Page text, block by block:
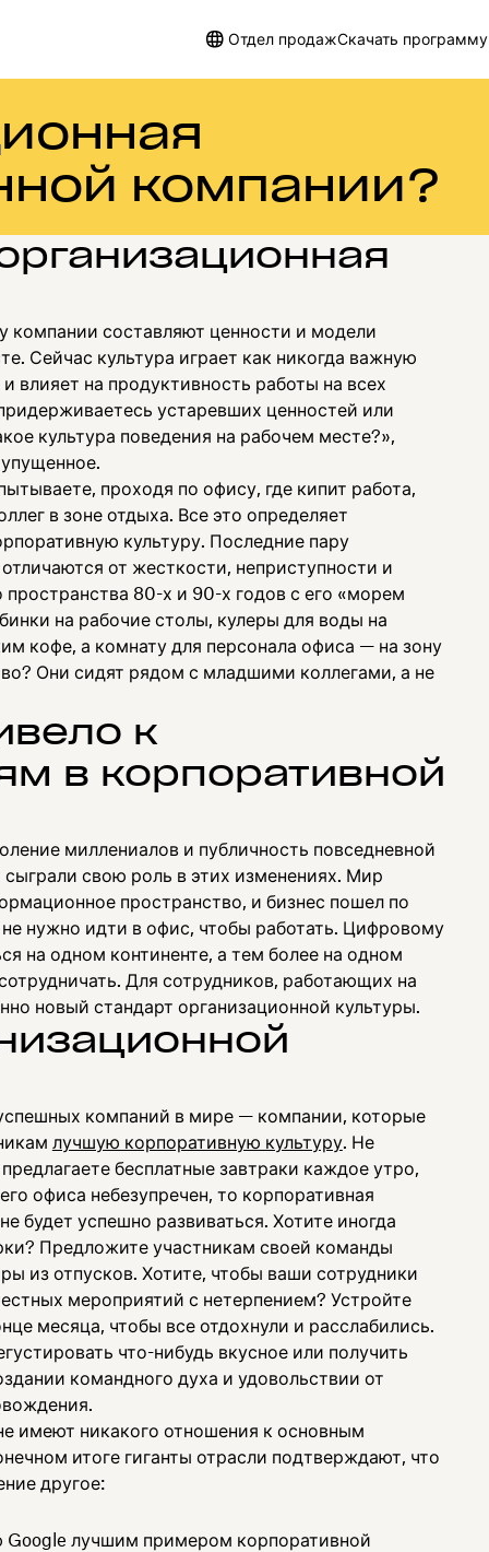
Отдел продажСкачать программу
компании?
компании составляют ценности и модели
Сейчас культура играет как никогда важную
влияет на продуктивность работы на всех
устаревших ценностей или
культура поведения на рабочем месте?»,
проходя по офису, где кипит работа,
в зоне отдыха. Все это определяет
культуру. Последние пару
от жесткости, неприступности и
пространства 80-х и 90-х годов с его «морем
на рабочие столы, кулеры для воды на
кофе, а комнату для персонала офиса — на зону
Они сидят рядом с младшими коллегами, а не
к
в корпоративной
миллениалов и публичность повседневной
свою роль в этих изменениях. Мир
пространство, и бизнес пошел по
нужно идти в офис, чтобы работать. Цифровому
на одном континенте, а тем более на одном
Для сотрудников, работающих на
новый стандарт организационной культуры.
компаний в мире — компании, которые
лучшую корпоративную культуру. Не
бесплатные завтраки каждое утро,
офиса небезупречен, то корпоративная
будет успешно развиваться. Хотите иногда
Предложите участникам своей команды
из отпусков. Хотите, чтобы ваши сотрудники
мероприятий с нетерпением? Устройте
месяца, чтобы все отдохнули и расслабились.
что-нибудь вкусное или получить
командного духа и удовольствии от
имеют никакого отношения к основным
итоге гиганты отрасли подтверждают, что
другое:
лучшим примером корпоративной